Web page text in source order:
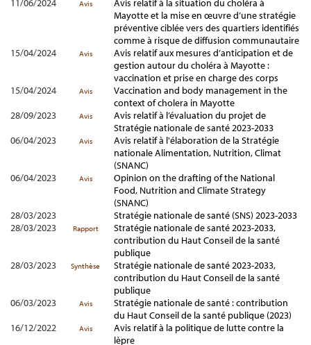
11/06/2024
Avis
Avis relatif à la situation du choléra à
Mayotte et la mise en œuvre d’une stratégie
préventive ciblée vers des quartiers identifiés
comme à risque de diffusion communautaire
15/04/2024
Avis
Avis relatif aux mesures d’anticipation et de
gestion autour du choléra à Mayotte :
vaccination et prise en charge des corps
15/04/2024
Avis
Vaccination and body management in the
context of cholera in Mayotte
28/09/2023
Avis
Avis relatif à l’évaluation du projet de
Stratégie nationale de santé 2023-2033
06/04/2023
Avis
Avis relatif à l'élaboration de la Stratégie
nationale Alimentation, Nutrition, Climat
(SNANC)
06/04/2023
Avis
Opinion on the drafting of the National
Food, Nutrition and Climate Strategy
(SNANC)
28/03/2023
Stratégie nationale de santé (SNS) 2023-2033
28/03/2023
Rapport
Stratégie nationale de santé 2023-2033,
contribution du Haut Conseil de la santé
publique
28/03/2023
Synthèse
Stratégie nationale de santé 2023-2033,
contribution du Haut Conseil de la santé
publique
06/03/2023
Avis
Stratégie nationale de santé : contribution
du Haut Conseil de la santé publique (2023)
16/12/2022
Avis
Avis relatif à la politique de lutte contre la
lèpre